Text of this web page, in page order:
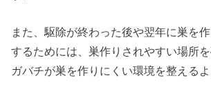
また、駆除が終わった後や翌年に巣を
するためには、巣作りされやすい場所
ガバチが巣を作りにくい環境を整える